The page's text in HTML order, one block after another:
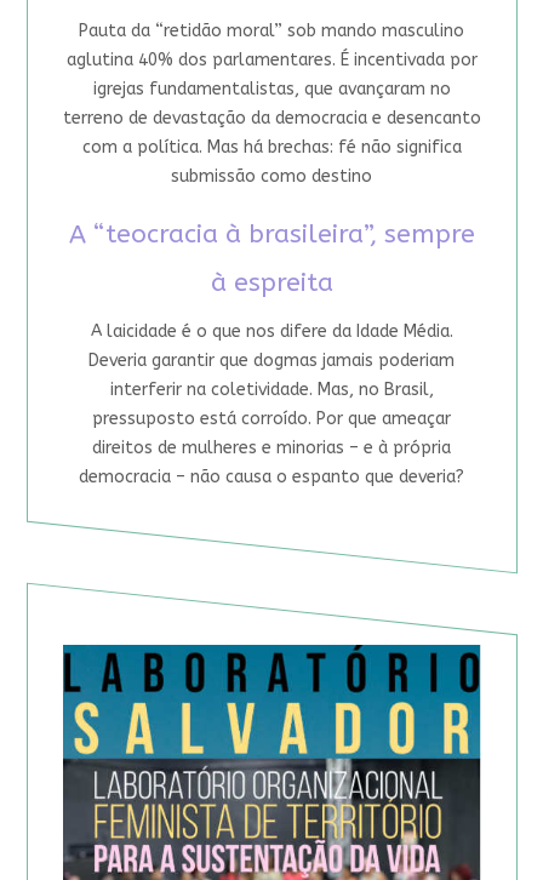
Pauta da “retidão moral” sob mando masculino
aglutina 40% dos parlamentares. É incentivada por
igrejas fundamentalistas, que avançaram no
terreno de devastação da democracia e desencanto
com a política. Mas há brechas: fé não significa
submissão como destino
A “teocracia à brasileira”, sempre
à espreita
A laicidade é o que nos difere da Idade Média.
Deveria garantir que dogmas jamais poderiam
interferir na coletividade. Mas, no Brasil,
pressuposto está corroído. Por que ameaçar
direitos de mulheres e minorias – e à própria
democracia – não causa o espanto que deveria?